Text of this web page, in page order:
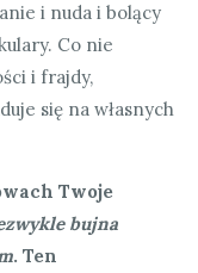
i nuda i bolący
Co nie
i frajdy,
się na własnych
Twoje
bujna
. Ten